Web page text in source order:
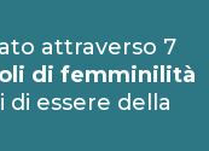
attraverso 7
di femminilità
essere della